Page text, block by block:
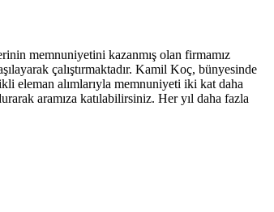
memnuniyetini kazanmış olan firmamız
çalıştırmaktadır. Kamil Koç, bünyesinde
eleman alımlarıyla memnuniyeti iki kat daha
aramıza katılabilirsiniz. Her yıl daha fazla